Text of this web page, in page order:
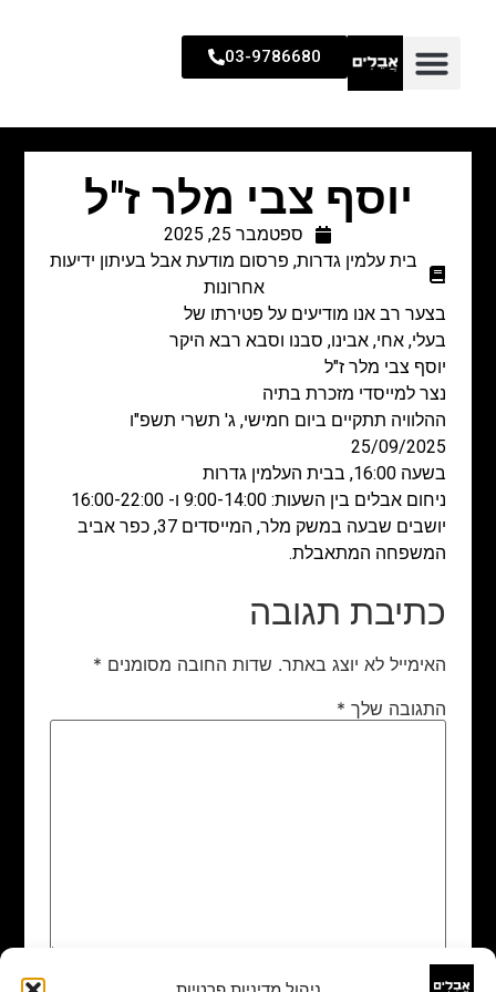
03-9786680
יוסף צבי מלר ז"ל
ספטמבר 25, 2025
בית עלמין גדרות, פרסום מודעת אבל בעיתון ידיעות
אחרונות
בצער רב אנו מודיעים על פטירתו של
בעלי, אחי, אבינו, סבנו וסבא רבא היקר
יוסף צבי מלר ז"ל
נצר למייסדי מזכרת בתיה
ההלוויה תתקיים ביום חמישי, ג' תשרי תשפ"ו
25/09/2025
בשעה 16:00, בבית העלמין גדרות
ניחום אבלים בין השעות: 9:00-14:00 ו- 16:00-22:00
יושבים שבעה במשק מלר, המייסדים 37, כפר אביב
המשפחה המתאבלת.
כתיבת תגובה
האימייל לא יוצג באתר. שדות החובה מסומנים *
התגובה שלך *